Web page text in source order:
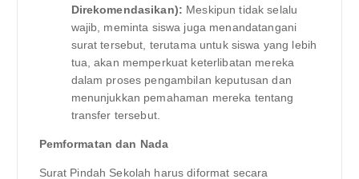
Direkomendasikan): Meskipun tidak selalu
wajib, meminta siswa juga menandatangani
surat tersebut, terutama untuk siswa yang lebih
tua, akan memperkuat keterlibatan mereka
dalam proses pengambilan keputusan dan
menunjukkan pemahaman mereka tentang
transfer tersebut.
Pemformatan dan Nada
Surat Pindah Sekolah harus diformat secara